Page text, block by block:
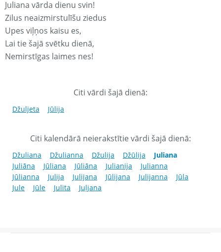
Juliana vārda dienu svin!
Zilus neaizmirstulīšu ziedus
Upes viļņos kaisu es,
Lai tie šajā svētku dienā,
Nemirstīgas laimes nes!
Citi vārdi šajā dienā:
Džuljeta Jūlija
Citi kalendārā neierakstītie vārdi šajā dienā:
Džuliana Džulianna Džulija Džūlija
Juliana
Juliāna
Jūliana Jūliāna Julianija
Julianna
Jūlianna
Julija Julijana Jūlijana Julijanna
Jūla
Jule
Jūle Julita Juļjana